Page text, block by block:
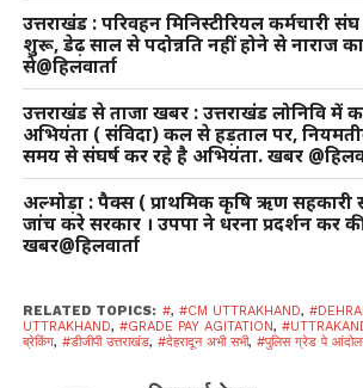
उत्तराखंड : परिवहन मिनिस्टीरियल कर्मचारी
शुरू, डेढ़ साल से पदोन्नति नहीं होने से नाराज
से@हिलवार्ता
उत्तराखंड से ताजा खबर : उत्तराखंड लोनिवि में
अभियंता ( संविदा) कल से हड़ताल पर,
समय से संघर्ष कर रहे है अभियंता. खबर
अल्मोड़ा : पैक्स ( प्राथमिक कृषि ऋण सहकारी
जांच करे सरकार । उपपा ने धरना प्रदर्शन कर
खबर@हिलवार्ता
RELATED TOPICS: #, #CM UTTRAKHAND,
UTTRAKHAND, #GRADE PAY AGITATION,
ब्रेकिंग, #डीजीपी उत्तराखंड, #देहरादून अभी सभी, #पुलिस ग्रेड पे